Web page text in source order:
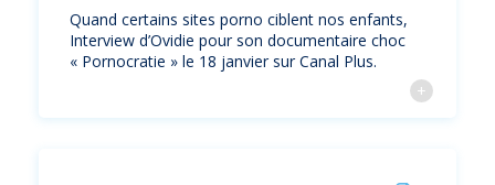
Quand certains sites porno ciblent nos enfants,
Interview d’Ovidie pour son documentaire choc
« Pornocratie » le 18 janvier sur Canal Plus.